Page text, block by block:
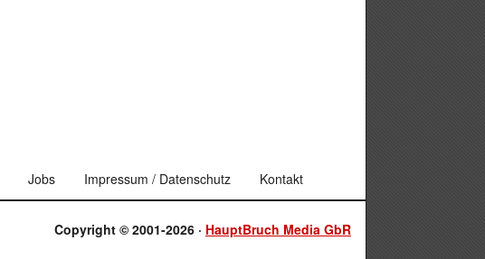
Jobs Impressum / Datenschutz Kontakt
Copyright © 2001-2026 · HauptBruch Media GbR